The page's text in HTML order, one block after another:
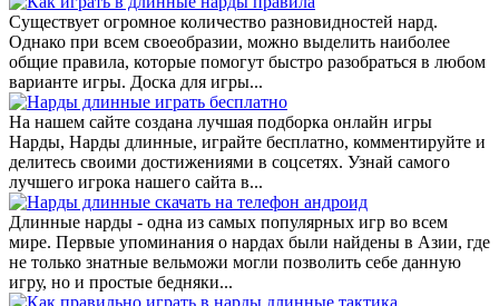
Существует огромное количество разновидностей нард.
Однако при всем своеобразии, можно выделить наиболее
общие правила, которые помогут быстро разобраться в любом
варианте игры. Доска для игры...
На нашем сайте создана лучшая подборка онлайн игры
Нарды, Нарды длинные, играйте бесплатно, комментируйте и
делитесь своими достижениями в соцсетях. Узнай самого
лучшего игрока нашего сайта в...
Длинные нарды - одна из самых популярных игр во всем
мире. Первые упоминания о нардах были найдены в Азии, где
не только знатные вельможи могли позволить себе данную
игру, но и простые бедняки...